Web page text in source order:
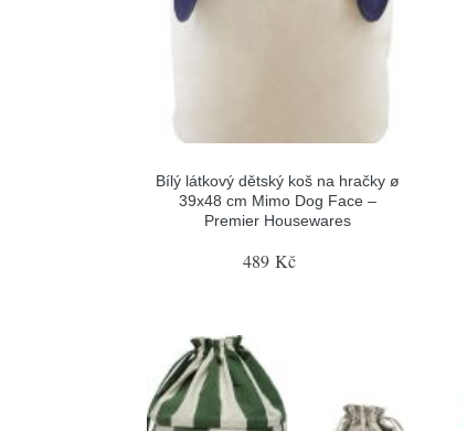
Bílý látkový dětský koš na hračky ø
39x48 cm Mimo Dog Face –
Premier Housewares
489 Kč